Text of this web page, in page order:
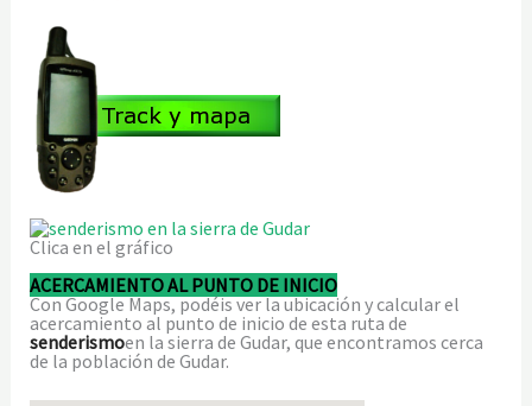
Clica en el gráfico
ACERCAMIENTO AL PUNTO DE INICIO
Con Google Maps, podéis ver la ubicación y calcular el
acercamiento al punto de inicio de esta ruta de
senderismoen la sierra de Gudar, que encontramos cerca
de la población de Gudar.